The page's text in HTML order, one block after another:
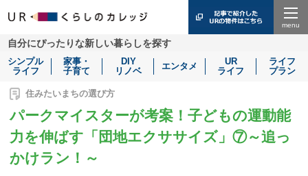
自分にぴったりな新しい暮らしを探す
シンプル
ライフ
家事・
子育て
DIY
リノベ
エンタメ
UR
ライフ
ライフ
プラン
住みたいまちの選び方
パークマイスターが考案！子どもの運動能
力を伸ばす「団地エクササイズ」⑦～追っ
かけラン！～